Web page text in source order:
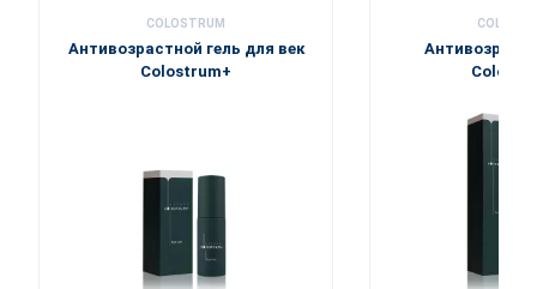
COLOSTRUM
Антивозрастной гель для век
Colostrum+